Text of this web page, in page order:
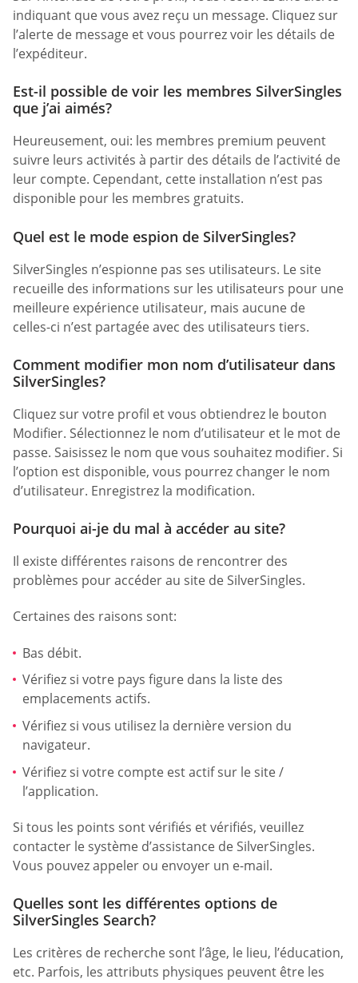
indiquant que vous avez reçu un message. Cliquez sur
l’alerte de message et vous pourrez voir les détails de
l’expéditeur.
Est-il possible de voir les membres SilverSingles
que j’ai aimés?
Heureusement, oui: les membres premium peuvent
suivre leurs activités à partir des détails de l’activité de
leur compte. Cependant, cette installation n’est pas
disponible pour les membres gratuits.
Quel est le mode espion de SilverSingles?
SilverSingles n’espionne pas ses utilisateurs. Le site
recueille des informations sur les utilisateurs pour une
meilleure expérience utilisateur, mais aucune de
celles-ci n’est partagée avec des utilisateurs tiers.
Comment modifier mon nom d’utilisateur dans
SilverSingles?
Cliquez sur votre profil et vous obtiendrez le bouton
Modifier. Sélectionnez le nom d’utilisateur et le mot de
passe. Saisissez le nom que vous souhaitez modifier. Si
l’option est disponible, vous pourrez changer le nom
d’utilisateur. Enregistrez la modification.
Pourquoi ai-je du mal à accéder au site?
Il existe différentes raisons de rencontrer des
problèmes pour accéder au site de SilverSingles.
Certaines des raisons sont:
Bas débit.
Vérifiez si votre pays figure dans la liste des
emplacements actifs.
Vérifiez si vous utilisez la dernière version du
navigateur.
Vérifiez si votre compte est actif sur le site /
l’application.
Si tous les points sont vérifiés et vérifiés, veuillez
contacter le système d’assistance de SilverSingles.
Vous pouvez appeler ou envoyer un e-mail.
Quelles sont les différentes options de
SilverSingles Search?
Les critères de recherche sont l’âge, le lieu, l’éducation,
etc. Parfois, les attributs physiques peuvent être les